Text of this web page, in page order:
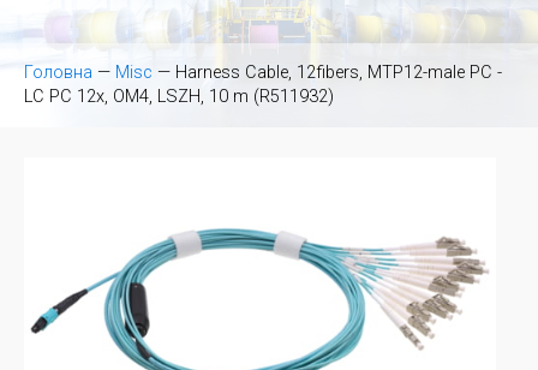
Головна — Misc — Harness Cable, 12fibers, MTP12-male PC -
LC PC 12x, OM4, LSZH, 10 m (R511932)